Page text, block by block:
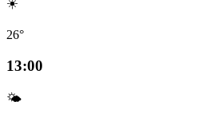
☀️
26°
13:00
🌤️